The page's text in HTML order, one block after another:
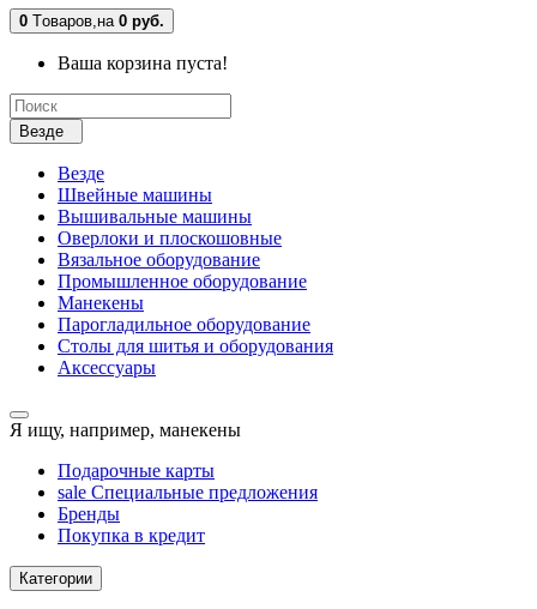
0 Tоваров,на 0 руб.
Ваша корзина пуста!
Везде
Везде
Швейные машины
Вышивальные машины
Оверлоки и плоскошовные
Вязальное оборудование
Промышленное оборудование
Манекены
Парогладильное оборудование
Столы для шитья и оборудования
Аксессуары
Я ищу, например, манекены
Подарочные карты
sale Специальные предложения
Бренды
Покупка в кредит
Категории